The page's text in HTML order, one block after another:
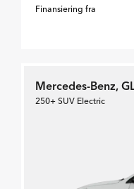
Finansiering fra
Mercedes-Benz,
250+ SUV Electric